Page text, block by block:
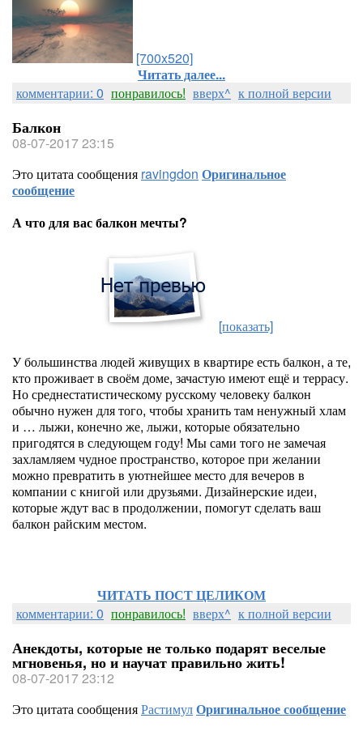
[700x520]
Читать далее...
комментарии: 0 понравилось! вверх^ к полной версии
Балкон
08-07-2017 23:15
Это цитата сообщения ravingdon Оригинальное
сообщение
А что для вас балкон мечты?
[показать]
У большинства людей живущих в квартире есть балкон, а те,
кто проживает в своём доме, зачастую имеют ещё и террасу.
Но среднестатистическому русскому человеку балкон
обычно нужен для того, чтобы хранить там ненужный хлам
и … лыжи, конечно же, лыжи, которые обязательно
пригодятся в следующем году! Мы сами того не замечая
захламляем чудное пространство, которое при желании
можно превратить в уютнейшее место для вечеров в
компании с книгой или друзьями. Дизайнерские идеи,
которые ждут вас в продолжении, помогут сделать ваш
балкон райским местом.
ЧИТАТЬ ПОСТ ЦЕЛИКОМ
комментарии: 0 понравилось! вверх^ к полной версии
Анекдоты, которые не только подарят веселые
мгновенья, но и научат правильно жить!
08-07-2017 23:12
Это цитата сообщенияРастимулОригинальное сообщение